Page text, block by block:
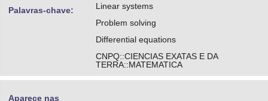
Palavras-chave:
Linear systems
Problem solving
Differential equations
CNPQ::CIENCIAS EXATAS E DA
TERRA::MATEMATICA
Aparece nas